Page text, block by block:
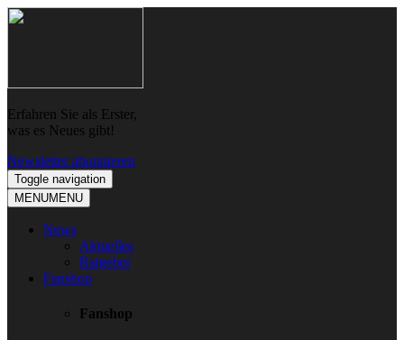
Skip
Skip
Erfahren Sie als Erster,
was es Neues gibt!
Newsletter abonnieren
Toggle navigation
MENUMENU
News
Aktuelles
Ratgeber
Fanshop
Fanshop